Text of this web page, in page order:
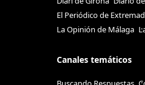
El Periódico de
La Opinión de Málaga
Canales temáticos